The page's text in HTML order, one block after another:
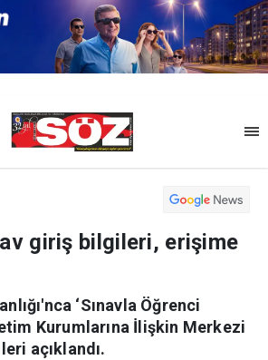
giriş bilgileri, erişime
‘Sınavla Öğrenci
Kurumlarına İlişkin Merkezi
açıklandı.